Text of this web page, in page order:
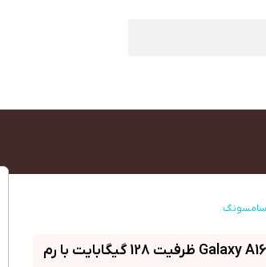
گوشی سامسونگ Galaxy A16 4G ظرفیت 128 گیگابایت با رم